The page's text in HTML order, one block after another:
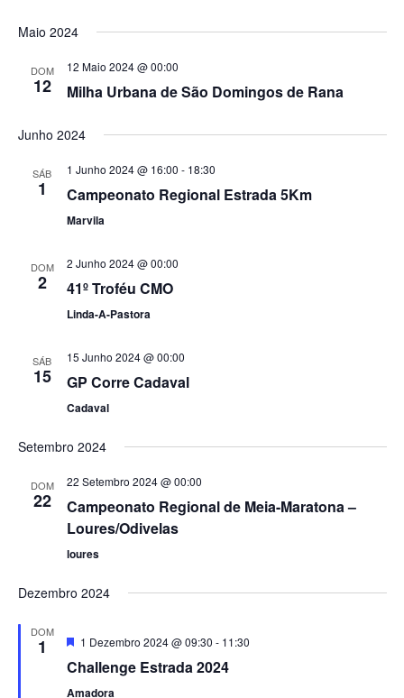
Maio 2024
DOM
12
12 Maio 2024 @ 00:00
Milha Urbana de São Domingos de Rana
Junho 2024
SÁB
1
1 Junho 2024 @ 16:00 - 18:30
Campeonato Regional Estrada 5Km
Marvila
DOM
2
2 Junho 2024 @ 00:00
41º Troféu CMO
Linda-A-Pastora
SÁB
15
15 Junho 2024 @ 00:00
GP Corre Cadaval
Cadaval
Setembro 2024
DOM
22
22 Setembro 2024 @ 00:00
Campeonato Regional de Meia-Maratona –
Loures/Odivelas
loures
Dezembro 2024
DOM
1 Destaque
1 Dezembro 2024 @ 09:30 - 11:30
Challenge Estrada 2024
Amadora